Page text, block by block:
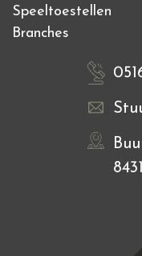
Speeltoestellen
Branches